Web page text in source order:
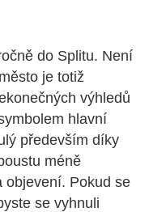
do Splitu. Není
je totiž
výhledů
hlavní
především díky
méně
objevení. Pokud se
se vyhnuli